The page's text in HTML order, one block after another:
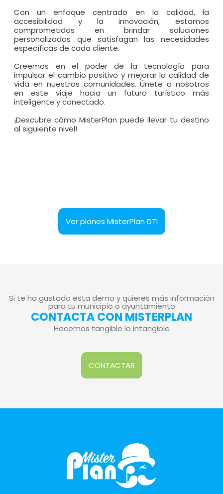
Con un enfoque centrado en la calidad, la
accesibilidad y la innovación, estamos
comprometidos en brindar soluciones
personalizadas que satisfagan las necesidades
específicas de cada cliente.
Creemos en el poder de la tecnología para
impulsar el cambio positivo y mejorar la calidad de
vida en nuestras comunidades. Únete a nosotros
en este viaje hacia un futuro turístico más
inteligente y conectado.
¡Descubre cómo MisterPlan puede llevar tu destino
al siguiente nivel!
Ver planes MisterPlan DTI
Si te ha gustado esta demo y quieres más información
para tu municipio o ayuntamiento
CONTACTA CON MISTERPLAN
Hacemos tangible lo intangible
CONTACTAR